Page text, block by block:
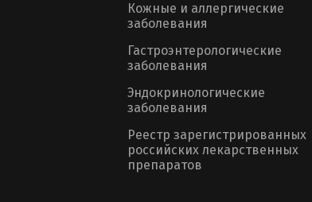
Кожные и аллергические
заболевания
Гастроэнтерологические
заболевания
Эндокринологические
заболевания
Реестр зарегистрированных
российских лекарственных
препаратов